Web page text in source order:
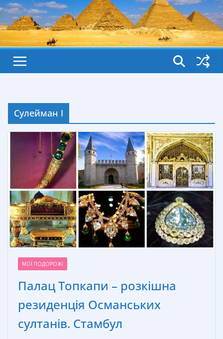
Сулейман I
МОЇ ПОДОРОЖІ
Палац Топкапи – розкішна
резиденція Османських
султанів. Стамбул